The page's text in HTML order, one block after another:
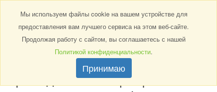
Тренинг-семинар О.
Берегович «Основы
системных продаж» на
президентской программе
Мы используем файлы cookie на вашем устройстве для
предоставления вам лучшего сервиса на этом веб-сайте.
Продолжая работу с сайтом, вы соглашаетесь с нашей
Политикой конфиденциальности.
Принимаю